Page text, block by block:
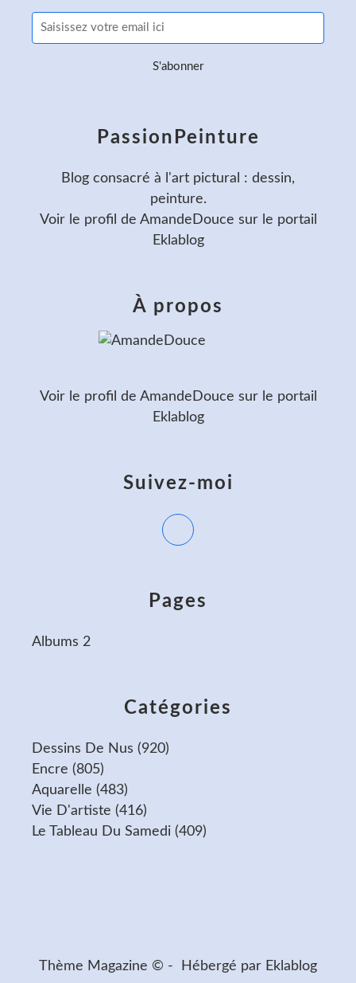
Catégories
Dessins De Nus (920)
Encre (805)
Aquarelle (483)
Vie D'artiste (416)
Le Tableau Du Samedi (409)
Pages
Albums 2
PassionPeinture
Blog consacré à l'art pictural : dessin,
peinture.
Voir le profil de AmandeDouce sur le portail
Eklablog
Suivez-moi
À propos
Voir le profil de AmandeDouce sur le portail
Eklablog
Thème Magazine © - Hébergé par Eklablog